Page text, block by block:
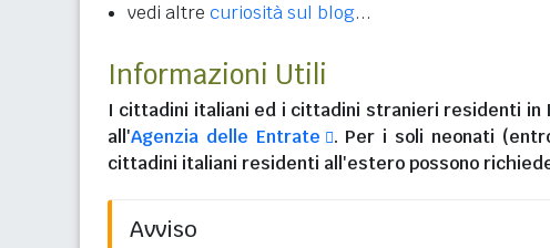
vedi altre curiosità sul blog...
Informazioni Utili
I cittadini italiani ed i cittadini stranieri residenti in
all'Agenzia delle Entrate
. Per i soli neonati
cittadini italiani residenti all'esteropossono
Avviso